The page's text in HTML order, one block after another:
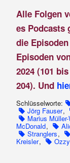
Alle Folgen
es Podcasts
die
Episoden
2024 (101
204). Und
Schlüsselworte:
Jörg Fauser,
Marius
McDonald,
Stranglers,
Kreisler,